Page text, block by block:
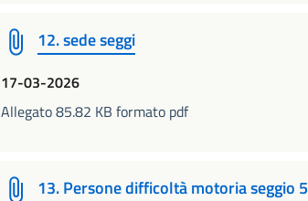
12. sede seggi
17-03-2026
Allegato 85.82 KB formato pdf
13. Persone difficoltà motoria seggio 5